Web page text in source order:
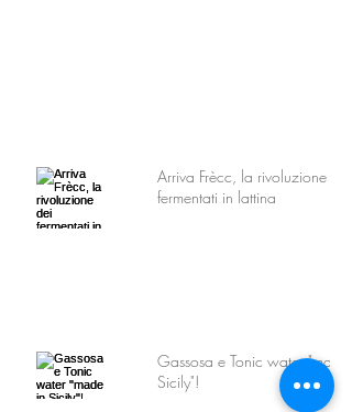
Arriva Frècc, la rivoluzione dei
fermentati in lattina
Gassosa e Tonic water "made
Sicily"!